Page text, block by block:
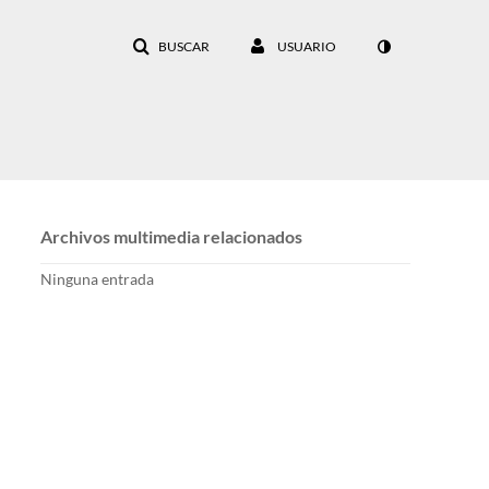
BUSCAR USUARIO
Archivos multimedia relacionados
Ninguna entrada